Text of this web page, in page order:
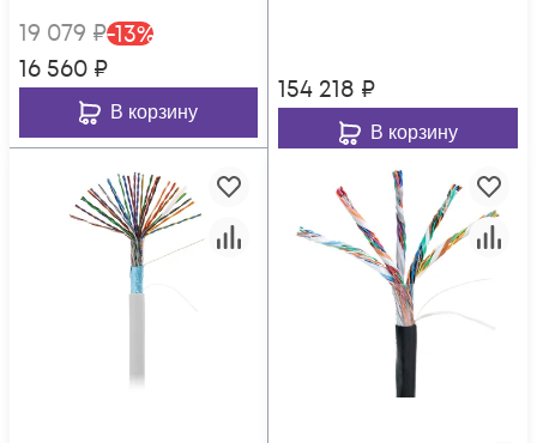
23AWG (0,57мм),
внешний, PE до
-60С, черный, 305
19 079 ₽-13%
16 560 ₽
В корзину
154 218 ₽
В корзину